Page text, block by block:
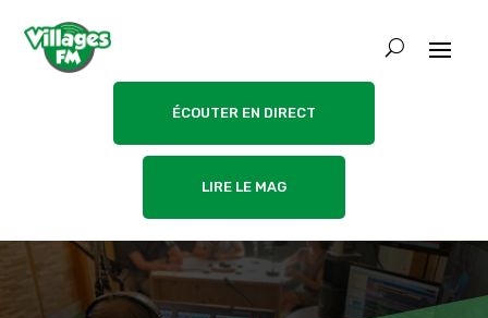
ÉCOUTER EN DIRECT
LIRE LE MAG